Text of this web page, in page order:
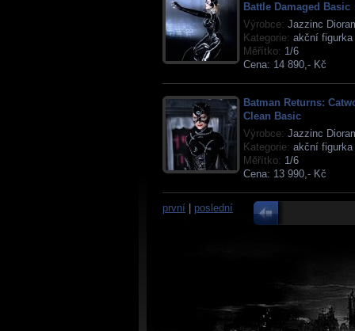
Battle Damaged Basic
Výrobce: Jazzinc
Kategorie: akční figurka
Měřítko: 1/6
Cena: 14 890,- Kč
Batman Returns:
Clean Basic
Výrobce: Jazzinc
Kategorie: akční figurka
Měřítko: 1/6
Cena: 13 990,- Kč
první poslední